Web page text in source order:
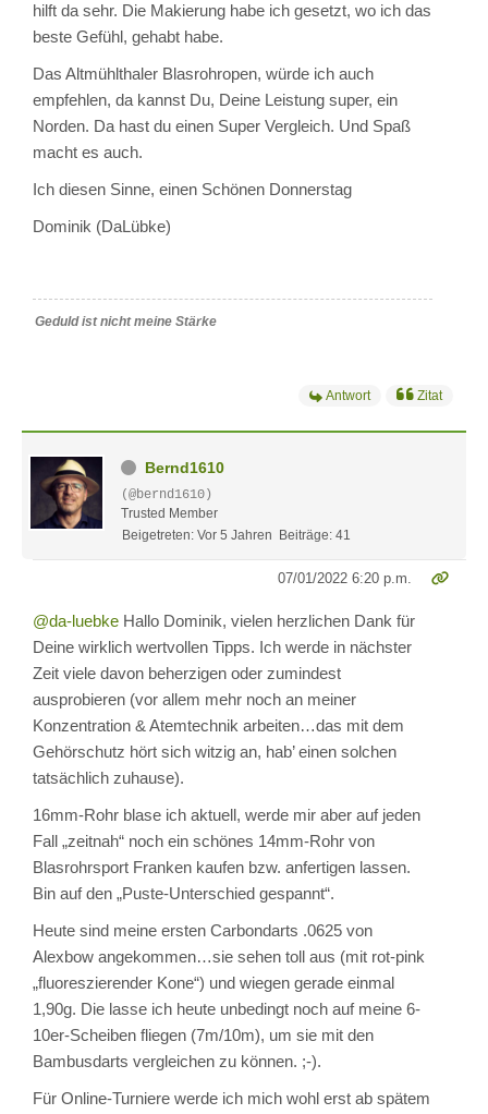
hilft da sehr. Die Makierung habe ich gesetzt, wo ich das
beste Gefühl, gehabt habe.
Das Altmühlthaler Blasrohropen, würde ich auch
empfehlen, da kannst Du, Deine Leistung super, ein
Norden. Da hast du einen Super Vergleich. Und Spaß
macht es auch.
Ich diesen Sinne, einen Schönen Donnerstag
Dominik (DaLübke)
Geduld ist nicht meine Stärke
Antwort Zitat
Bernd1610
(@bernd1610)
Trusted Member
Beigetreten: Vor 5 Jahren
Beiträge: 41
07/01/2022 6:20 p.m.
@da-luebke Hallo Dominik, vielen herzlichen Dank für
Deine wirklich wertvollen Tipps. Ich werde in nächster
Zeit viele davon beherzigen oder zumindest
ausprobieren (vor allem mehr noch an meiner
Konzentration & Atemtechnik arbeiten…das mit dem
Gehörschutz hört sich witzig an, hab’ einen solchen
tatsächlich zuhause).
16mm-Rohr blase ich aktuell, werde mir aber auf jeden
Fall „zeitnah“ noch ein schönes 14mm-Rohr von
Blasrohrsport Franken kaufen bzw. anfertigen lassen.
Bin auf den „Puste-Unterschied gespannt“.
Heute sind meine ersten Carbondarts .0625 von
Alexbow angekommen…sie sehen toll aus (mit rot-pink
„fluoreszierender Kone“) und wiegen gerade einmal
1,90g. Die lasse ich heute unbedingt noch auf meine 6-
10er-Scheiben fliegen (7m/10m), um sie mit den
Bambusdarts vergleichen zu können. ;-).
Für Online-Turniere werde ich mich wohl erst ab spätem